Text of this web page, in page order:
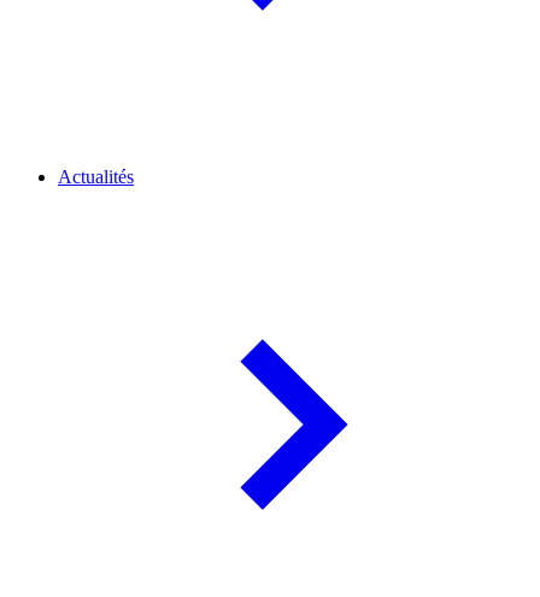
Actualités